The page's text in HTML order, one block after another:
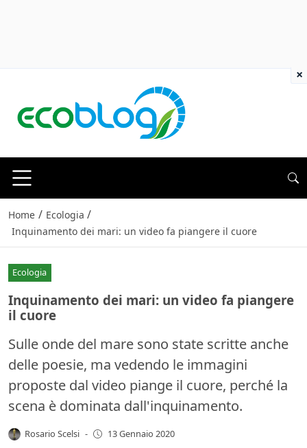
Home / Ecologia /
Inquinamento dei mari: un video fa piangere il cuore
Ecologia
Inquinamento dei mari: un video fa piangere
il cuore
Sulle onde del mare sono state scritte anche
delle poesie, ma vedendo le immagini
proposte dal video piange il cuore, perché la
scena è dominata dall'inquinamento.
Rosario Scelsi - 13 Gennaio 2020
×